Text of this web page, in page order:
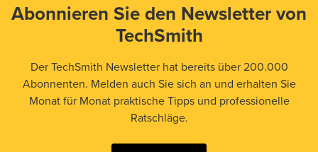
Abonnieren Sie den Newsletter von
TechSmith
Der TechSmith Newsletter hat bereits über 200.000
Abonnenten. Melden auch Sie sich an und erhalten Sie
Monat für Monat praktische Tipps und professionelle
Ratschläge.